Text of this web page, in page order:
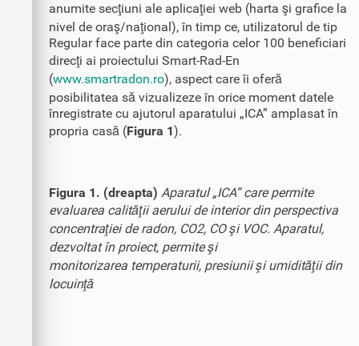
anumite secţiuni ale aplicaţiei web (harta şi grafice la
nivel de oraş/naţional), în timp ce, utilizatorul de tip
Regular face parte din categoria celor 100 beneficiari
direcţi ai proiectului Smart-Rad-En
(www.smartradon.ro), aspect care îi oferă
posibilitatea să vizualizeze în orice moment datele
înregistrate cu ajutorul aparatului „ICA” amplasat în
propria casă (Figura 1).
Figura 1. (dreapta) Aparatul „ICA” care permite
evaluarea calităţii aerului de interior din perspectiva
concentraţiei de radon, CO2, CO şi VOC. Aparatul,
dezvoltat în proiect, permite şi
monitorizarea temperaturii, presiunii şi umidităţii din
locuinţă